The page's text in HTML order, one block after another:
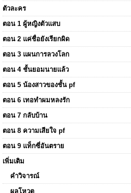
ตัวละคร
ตอน 1 ผู้หญิงตัวแสบ
ตอน 2 แค่ชื่อยังเรียกผิด
ตอน 3 แผนการลวงโลก
ตอน 4 ชั้นยอมนายแล้ว
ตอน 5 น้องสาวของชั้น pf
ตอน 6 เทอทำผมหลงรัก
ตอน 7 กลับบ้าน
ตอน 8 ความเสียใจ pf
ตอน 9 แท็กซี่อันตราย
เพิ่มเติม
คำวิจารณ์
ผลโหวต